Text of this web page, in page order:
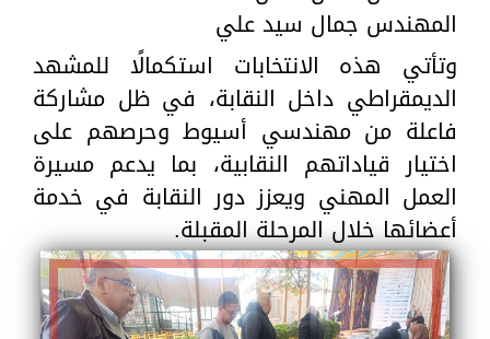
المهندس جمال سيد علي
وتأتي هذه الانتخابات استكمالًا للمشهد
الديمقراطي داخل النقابة، في ظل مشاركة
فاعلة من مهندسي أسيوط وحرصهم على
اختيار قياداتهم النقابية، بما يدعم مسيرة
العمل المهني ويعزز دور النقابة في خدمة
أعضائها خلال المرحلة المقبلة.